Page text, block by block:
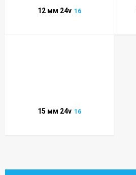
12 мм 24v 16
15 мм 24v 16